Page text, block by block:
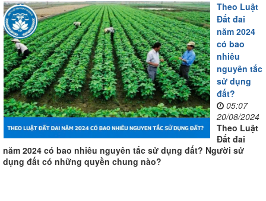
Theo Luật
Đất đai
năm 2024
có bao
nhiêu
nguyên tắc
sử dụng
đất?
05:07
20/08/2024
Theo Luật
Đất đai
năm 2024 có bao nhiêu nguyên tắc sử dụng đất? Người sử
dụng đất có những quyền chung nào?